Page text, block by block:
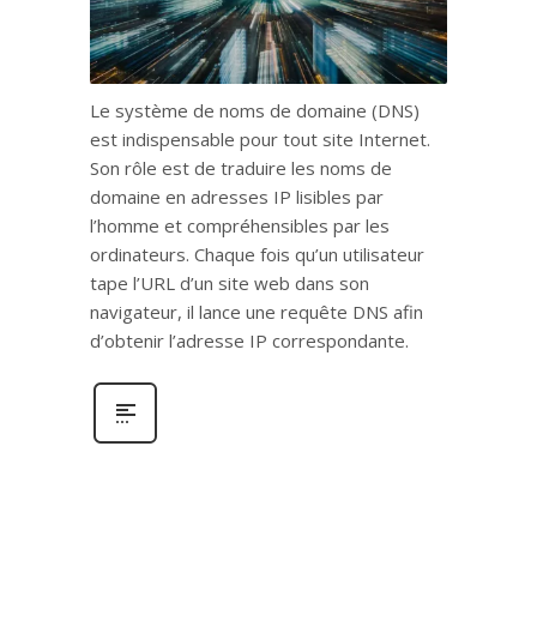
Le système de noms de domaine (DNS)
est indispensable pour tout site Internet.
Son rôle est de traduire les noms de
domaine en adresses IP lisibles par
l’homme et compréhensibles par les
ordinateurs. Chaque fois qu’un utilisateur
tape l’URL d’un site web dans son
navigateur, il lance une requête DNS afin
d’obtenir l’adresse IP correspondante.